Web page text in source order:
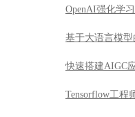
OpenAI强化学
基于大语言模型
快速搭建AIGC
Tensorflow工程